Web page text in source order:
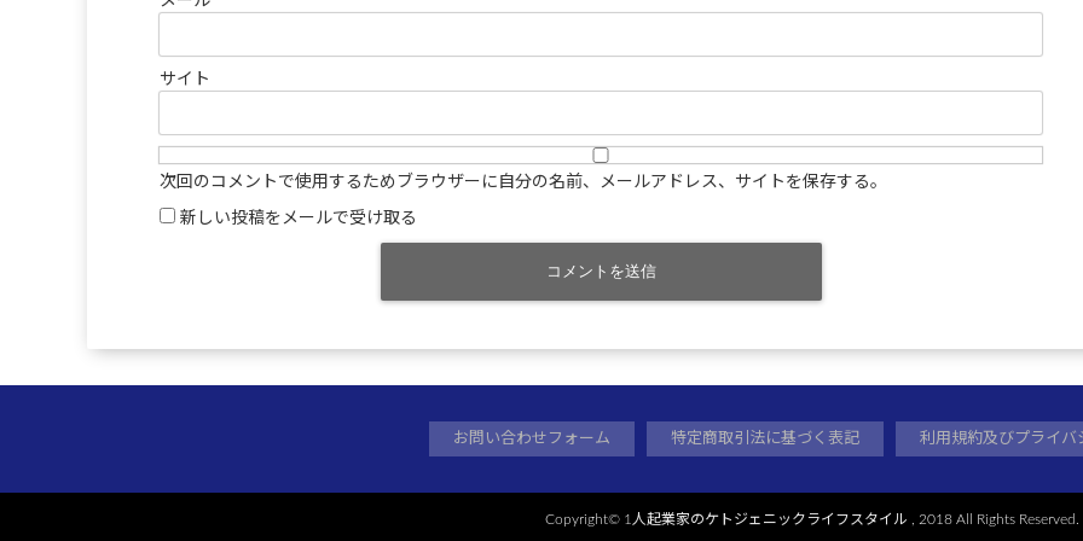
サイト
次回のコメントで使用するためブラウザーに自分の名前、メールアドレス、サイトを保存する。
新しい投稿をメールで受け取る
お問い合わせフォーム 特定商取引法に基づく表記 利用規約及びプライバ
Copyright© 1人起業家のケトジェニックライフスタイル , 2018 All Rights Reserved.